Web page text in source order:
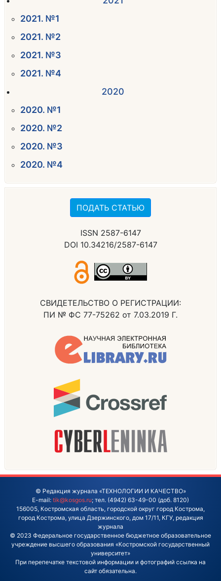
ПОДАТЬ СТАТЬЮ
ISSN 2587-6147
DOI 10.34216/2587-6147
СВИДЕТЕЛЬСТВО О РЕГИСТРАЦИИ:
ПИ № ФС 77-75262 от 7.03.2019 Г.
2021. №1
2021. №2
2021. №3
2021. №4
2020
2020. №1
2020. №2
2020. №3
2020. №4
© Редакция журнала «ТЕХНОЛОГИИ И КАЧЕСТВО»
E-mail: tik@kosgos.ru; тел. (4942) 63-49-00 (доб. 8120)
156005, Костромская область, городской округ город Кострома,
город Кострома, улица Дзержинского, дом 17/11, КГУ, редакция
журнала
© 2023 Федеральное государственное бюджетное образовательное
учреждение высшего образования «Костромской государственный
университет»
При перепечатке текстовой информации и фотографий ссылка на
сайт обязательна.